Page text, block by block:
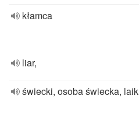
kłamca
liar,
świecki, osoba świecka, laik